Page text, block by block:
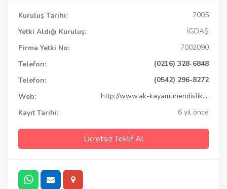
Kuruluş Tarihi:
2005
Yetki Aldığı Kuruluş:
İGDAŞ
Firma Yetki No:
7002090
Telefon:
(0216) 328-6848
Telefon:
(0542) 296-8272
Web:
http://www.ak-kayamuhendislik....
Kayıt Tarihi:
6 yıl önce
Ücretsiz Teklif Al